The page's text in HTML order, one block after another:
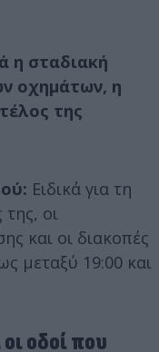
η σταδιακή
οχημάτων, η
της
Ειδικά για τη
οι
και οι διακοπές
μεταξύ 19:00 και
οδοί που